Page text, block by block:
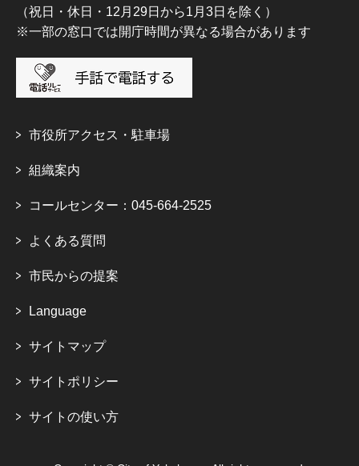
（祝日・休日・12月29日から1月3日を除く）
※一部の窓口では開庁時間が異なる場合があります
市役所アクセス・駐車場
組織案内
コールセンター：045-664-2525
よくある質問
市民からの提案
Language
サイトマップ
サイトポリシー
サイトの使い方